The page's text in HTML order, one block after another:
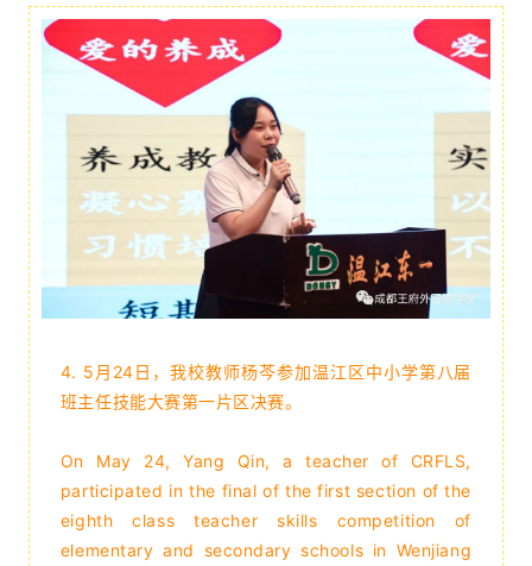
4. 5月24日，我校教师杨芩参加温江区中小学第八届
班主任技能大赛第一片区决赛。
On May 24, Yang Qin, a teacher of CRFLS,
participated in the final of the first section of the
eighth class teacher skills competition of
elementary and secondary schools in Wenjiang